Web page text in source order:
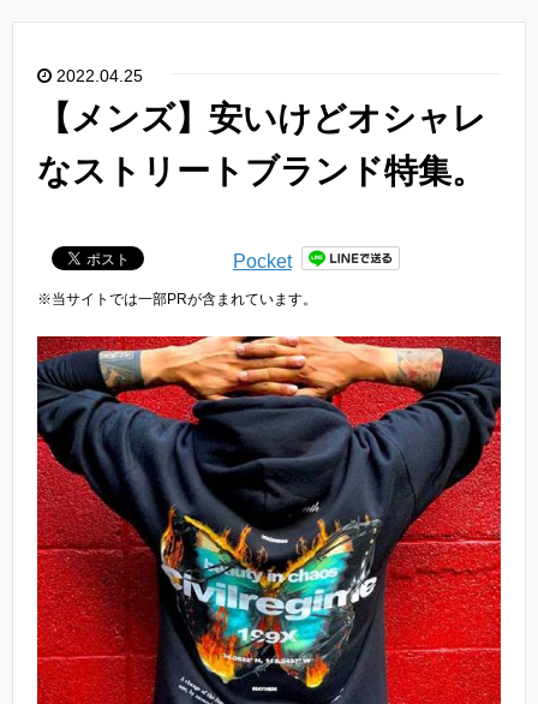
2022.04.25
【メンズ】安いけどオシャレ
なストリートブランド特集。
Pocket
※当サイトでは一部PRが含まれています。